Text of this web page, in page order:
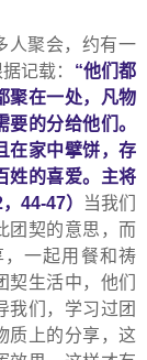
人聚会，约有一
记载： “他们都
聚在一处，凡物
的分给他们。
在家中擘饼，存
姓的喜爱。主将
， 44-47）
当我们
团契的意思，而
一起用餐和祷
生活中，他们
我们，学习过团
质上的分享，这